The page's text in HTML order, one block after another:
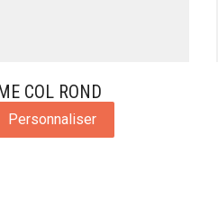
COL ROND
Personnaliser